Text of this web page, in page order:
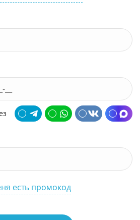
есть промокод